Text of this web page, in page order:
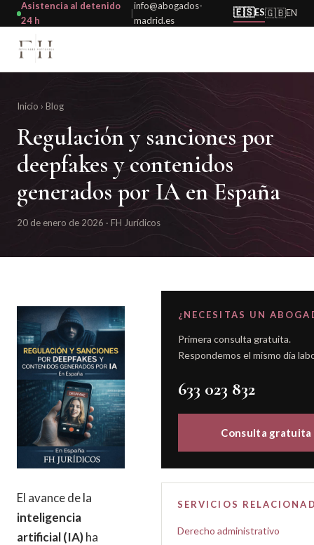
Asistencia al detenido
24 h
|
info@abogados-
madrid.es
🇪🇸ES🇬🇧EN
Inicio › Blog
Regulación y sanciones por
deepfakes y contenidos
generados por IA en España
20 de enero de 2026 · FH Jurídicos
El avance de la
inteligencia
artificial (IA)ha
¿NECESITAS UN
Primera consulta gratuita.
Respondemos el mismo día
633 023 832
Consulta gratuita
SERVICIOS
Derecho administrativo